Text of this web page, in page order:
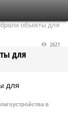
объекты для
для
2621
в